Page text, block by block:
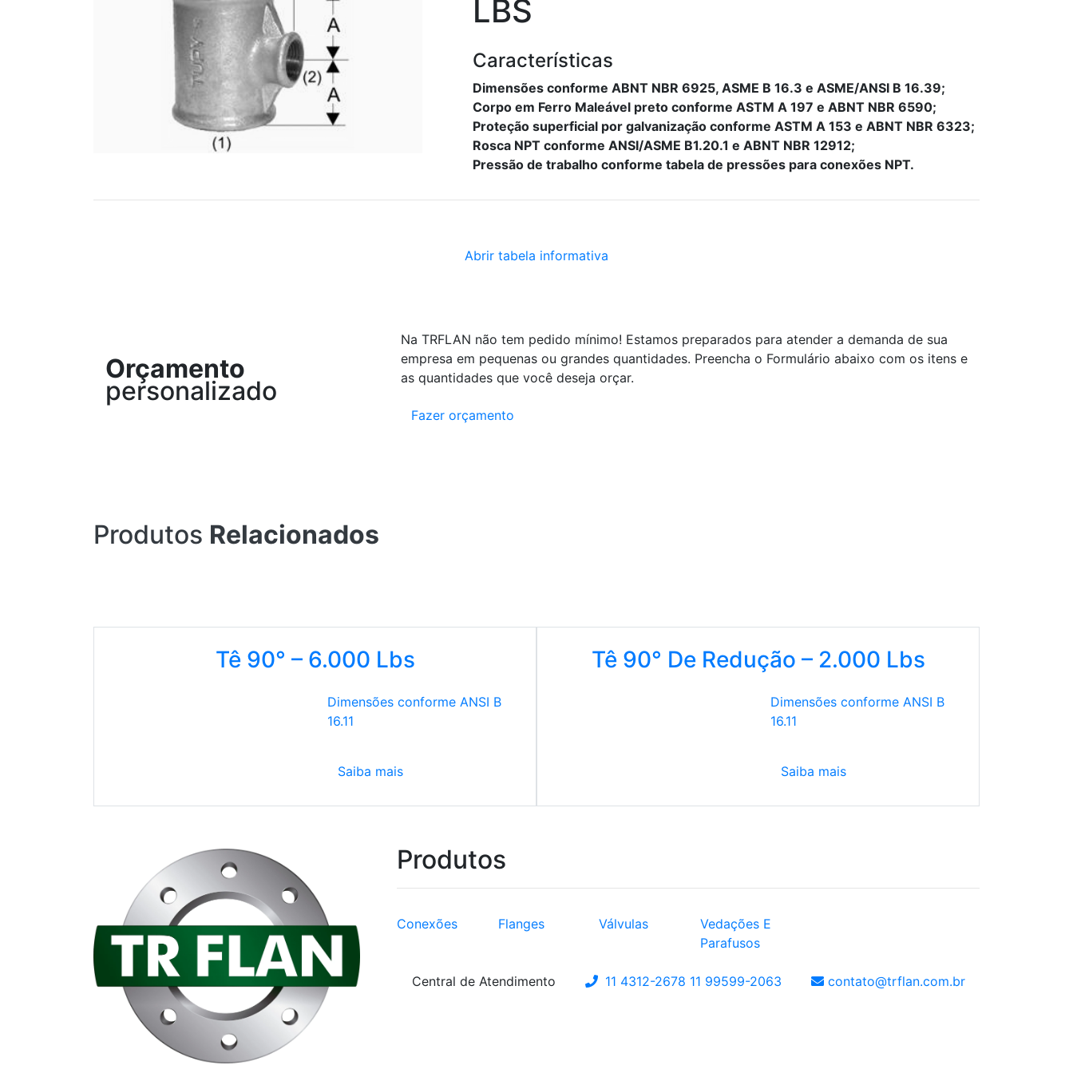
LBS
Características
Dimensões conforme ABNT NBR 6925, ASME B 16.3 e ASME/ANSI B 16.39;
Corpo em Ferro Maleável preto conforme ASTM A 197 e ABNT NBR 6590;
Proteção superficial por galvanização conforme ASTM A 153 e ABNT NBR 6323;
Rosca NPT conforme ANSI/ASME B1.20.1 e ABNT NBR 12912;
Pressão de trabalho conforme tabela de pressões para conexões NPT.
Abrir tabela informativa
Orçamento
personalizado
Na TRFLAN não tem pedido mínimo! Estamos preparados para atender a demanda de sua
empresa em pequenas ou grandes quantidades. Preencha o Formulário abaixo com os itens e
as quantidades que você deseja orçar.
Fazer orçamento
Produtos Relacionados
Tê 90° – 6.000 Lbs
Dimensões conforme ANSI B
16.11
Saiba mais
Tê 90° De Redução – 2.000 Lbs
Dimensões conforme ANSI B
16.11
Saiba mais
Produtos
Conexões Flanges Válvulas
Vedações E
Parafusos
Central de Atendimento 11 4312-2678 11 99599-2063 contato@trflan.com.br